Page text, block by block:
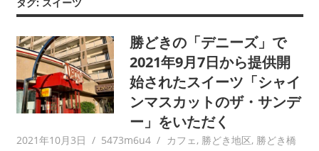
勝どきの「デニーズ」で
2021年9月7日から提供開
始されたスイーツ「シャイ
ンマスカットのザ・サンデ
ー」をいただく
2021年10月3日 5473m6u4 カフェ, 勝どき地区, 勝どき橋